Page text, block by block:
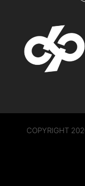
COPYRIGHT